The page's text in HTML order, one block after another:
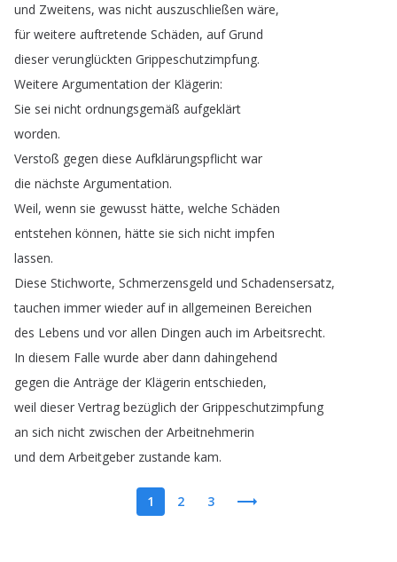
und Zweitens, was nicht auszuschließen wäre,
für weitere auftretende Schäden, auf Grund
dieser verunglückten Grippeschutzimpfung.
Weitere Argumentation der Klägerin:
Sie sei nicht ordnungsgemäß aufgeklärt
worden.
Verstoß gegen diese Aufklärungspflicht war
die nächste Argumentation.
Weil, wenn sie gewusst hätte, welche Schäden
entstehen können, hätte sie sich nicht impfen
lassen.
Diese Stichworte, Schmerzensgeld und Schadensersatz,
tauchen immer wieder auf in allgemeinen Bereichen
des Lebens und vor allen Dingen auch im Arbeitsrecht.
In diesem Falle wurde aber dann dahingehend
gegen die Anträge der Klägerin entschieden,
weil dieser Vertrag bezüglich der Grippeschutzimpfung
an sich nicht zwischen der Arbeitnehmerin
und dem Arbeitgeber zustande kam.
1 2 3